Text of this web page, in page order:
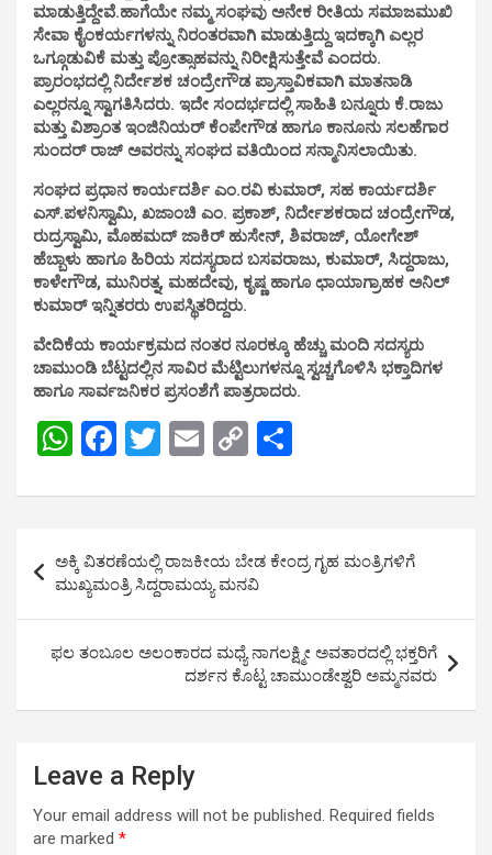
ಮಾಡುತ್ತಿದ್ದೇವೆ.ಹಾಗೆಯೇ ನಮ್ಮ ಸಂಘವು ಅನೇಕ ರೀತಿಯ ಸಮಾಜಮುಖಿ
ಸೇವಾ ಕೈಂಕರ್ಯಗಳನ್ನು ನಿರಂತರವಾಗಿ ಮಾಡುತ್ತಿದ್ದು ಇದಕ್ಕಾಗಿ ಎಲ್ಲರ
ಒಗ್ಗೂಡುವಿಕೆ ಮತ್ತು ಪ್ರೋತ್ಸಾಹವನ್ನು ನಿರೀಕ್ಷಿಸುತ್ತೇವೆ ಎಂದರು.
ಪ್ರಾರಂಭದಲ್ಲಿ ನಿರ್ದೇಶಕ ಚಂದ್ರೇಗೌಡ ಪ್ರಾಸ್ತಾವಿಕವಾಗಿ ಮಾತನಾಡಿ
ಎಲ್ಲರನ್ನೂ ಸ್ವಾಗತಿಸಿದರು. ಇದೇ ಸಂದರ್ಭದಲ್ಲಿ ಸಾಹಿತಿ ಬನ್ನೂರು ಕೆ.ರಾಜು
ಮತ್ತು ವಿಶ್ರಾಂತ ಇಂಜಿನಿಯರ್ ಕೆಂಪೇಗೌಡ ಹಾಗೂ ಕಾನೂನು ಸಲಹೆಗಾರ
ಸುಂದರ್ ರಾಜ್ ಅವರನ್ನು ಸಂಘದ ವತಿಯಿಂದ ಸನ್ಮಾನಿಸಲಾಯಿತು.
ಸಂಘದ ಪ್ರಧಾನ ಕಾರ್ಯದರ್ಶಿ ಎಂ.ರವಿ ಕುಮಾರ್, ಸಹ ಕಾರ್ಯದರ್ಶಿ
ಎಸ್.ಪಳನಿಸ್ವಾಮಿ, ಖಜಾಂಚಿ ಎಂ. ಪ್ರಕಾಶ್, ನಿರ್ದೇಶಕರಾದ ಚಂದ್ರೇಗೌಡ,
ರುದ್ರಸ್ವಾಮಿ, ಮೊಹಮದ್ ಜಾಕಿರ್ ಹುಸೇನ್, ಶಿವರಾಜ್, ಯೋಗೇಶ್
ಹೆಬ್ಬಾಳು ಹಾಗೂ ಹಿರಿಯ ಸದಸ್ಯರಾದ ಬಸವರಾಜು, ಕುಮಾರ್, ಸಿದ್ದರಾಜು,
ಕಾಳೇಗೌಡ, ಮುನಿರತ್ನ, ಮಹದೇವು, ಕೃಷ್ಣ ಹಾಗೂ ಛಾಯಾಗ್ರಾಹಕ ಅನಿಲ್
ಕುಮಾರ್ ಇನ್ನಿತರರು ಉಪಸ್ಥಿತರಿದ್ದರು.
ವೇದಿಕೆಯ ಕಾರ್ಯಕ್ರಮದ ನಂತರ ನೂರಕ್ಕೂ ಹೆಚ್ಚು ಮಂದಿ ಸದಸ್ಯರು
ಚಾಮುಂಡಿ ಬೆಟ್ಟದಲ್ಲಿನ ಸಾವಿರ ಮೆಟ್ಟಿಲುಗಳನ್ನೂ ಸ್ವಚ್ಚಗೊಳಿಸಿ ಭಕ್ತಾದಿಗಳ
ಹಾಗೂ ಸಾರ್ವಜನಿಕರ ಪ್ರಸಂಶೆಗೆ ಪಾತ್ರರಾದರು.
W
at
s
A
p
p
F
ce
b
o
o
k
T
tt
E
ail
C
py
Li
n
k
ar
e
navigation
ಅಕ್ಕಿ ವಿತರಣೆಯಲ್ಲಿ ರಾಜಕೀಯ ಬೇಡ ಕೇಂದ್ರ ಗೃಹ ಮಂತ್ರಿಗಳಿಗೆ
ಮುಖ್ಯಮಂತ್ರಿ ಸಿದ್ದರಾಮಯ್ಯ ಮನವಿ
ಫಲ ತಂಬೂಲ ಅಲಂಕಾರದ ಮಧ್ಯೆ ನಾಗಲಕ್ಷ್ಮೀ ಅವತಾರದಲ್ಲಿ ಭಕ್ತರಿಗೆ
ದರ್ಶನ ಕೊಟ್ಟ ಚಾಮುಂಡೇಶ್ವರಿ ಅಮ್ಮನವರು
Leave a Reply
Your email address will not be published. Required fields
are marked *